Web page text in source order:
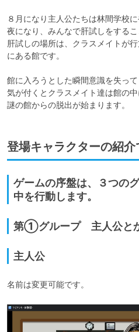
８月になり主人公たちは林間学校に
夜になり、みんなで肝試しをするこ
肝試しの場所は、クラスメイトが
にある館です。
館に入ろうとした瞬間意識を失って
気が付くとクラスメイト達は館の
謎の館からの脱出が始まります。
登場キャラクターの紹介
ゲームの序盤は、３つの
中を行動します。
第①グループ 主人公と
主人公
名前は変更可能です。